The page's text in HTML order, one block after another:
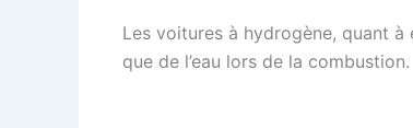
Les voitures à hydrogène, quant
que de l’eau lors de la combustion.